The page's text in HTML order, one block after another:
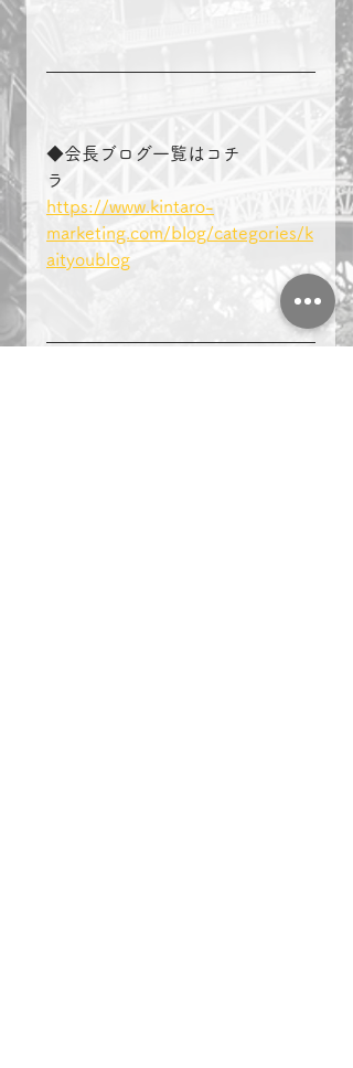
◆会長ブログ一覧はコチ
ラ
https://www.kintaro-
marketing.com/blog/categories/k
aityoublog